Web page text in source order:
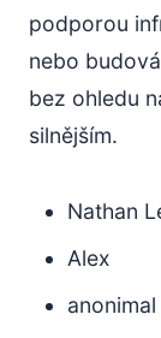
podporou
nebo
bez ohledu
silnějším.
Nathan
Alex
anonimal